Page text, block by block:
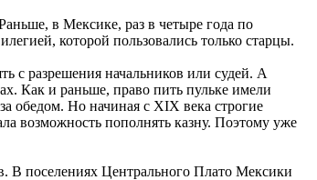
в Мексике, раз в четыре года по
которой пользовались только старцы.
с разрешения начальников или судей. А
Как и раньше, право пить пульке имели
обедом. Но начиная с XIX века строгие
возможность пополнять казну. Поэтому уже
В поселениях Центрального Плато Мексики